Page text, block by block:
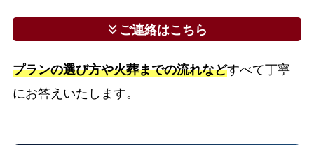
市
央
keyboard_double_arrow_downご連絡はこちら
プランの選び方や火葬までの流れなどすべて丁寧
にお答えいたします。